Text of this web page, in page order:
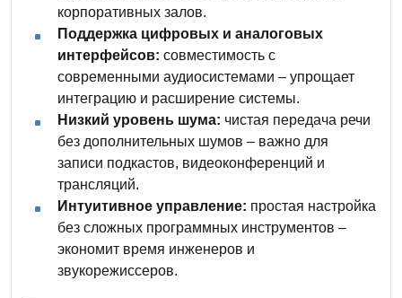
корпоративных залов.
Поддержка цифровых и аналоговых
интерфейсов: совместимость с
современными аудиосистемами – упрощает
интеграцию и расширение системы.
Низкий уровень шума: чистая передача речи
без дополнительных шумов – важно для
записи подкастов, видеоконференций и
трансляций.
Интуитивное управление: простая настройка
без сложных программных инструментов –
экономит время инженеров и
звукорежиссеров.